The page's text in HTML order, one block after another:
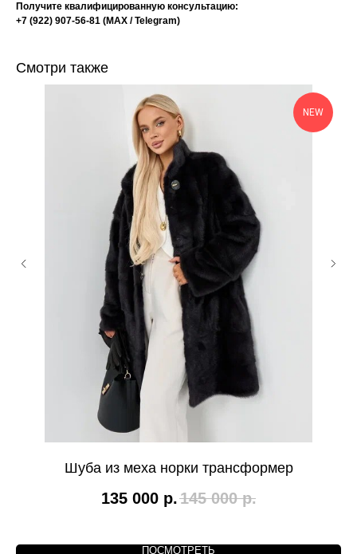
Получите квалифицированную консультацию:
+7 (922) 907-56-81 (МАХ / Telegram)
Смотри также
NEW
Шуба из меха норки трансформер
135 000 р.145 000 р.
ПОСМОТРЕТЬ